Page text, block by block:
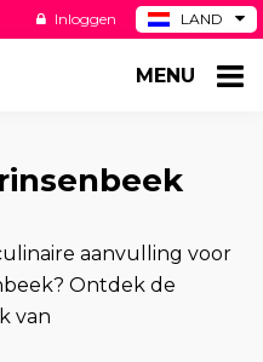
LAND
DE
Inloggen
MENU
aanvulling voor
Ontdek de
van